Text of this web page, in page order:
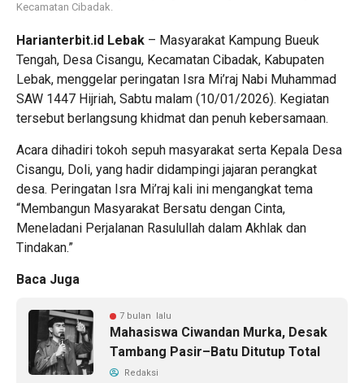
Kecamatan Cibadak.
Harianterbit.id Lebak – Masyarakat Kampung Bueuk
Tengah, Desa Cisangu, Kecamatan Cibadak, Kabupaten
Lebak, menggelar peringatan Isra Mi’raj Nabi Muhammad
SAW 1447 Hijriah, Sabtu malam (10/01/2026). Kegiatan
tersebut berlangsung khidmat dan penuh kebersamaan.
Acara dihadiri tokoh sepuh masyarakat serta Kepala Desa
Cisangu, Doli, yang hadir didampingi jajaran perangkat
desa. Peringatan Isra Mi’raj kali ini mengangkat tema
“Membangun Masyarakat Bersatu dengan Cinta,
Meneladani Perjalanan Rasulullah dalam Akhlak dan
Tindakan.”
Baca Juga
7 bulan lalu
Mahasiswa Ciwandan Murka, Desak
Tambang Pasir–Batu Ditutup Total
Redaksi